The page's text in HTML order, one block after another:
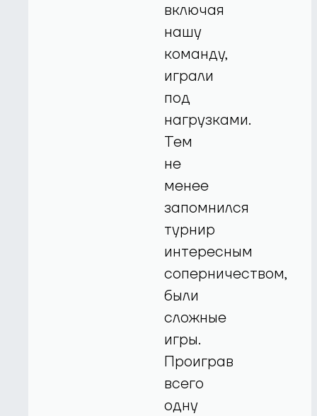
включая
нашу
команду,
играли
под
нагрузками.
Тем
не
менее
запомнился
турнир
интересным
соперничеством,
были
сложные
игры.
Проиграв
всего
одну